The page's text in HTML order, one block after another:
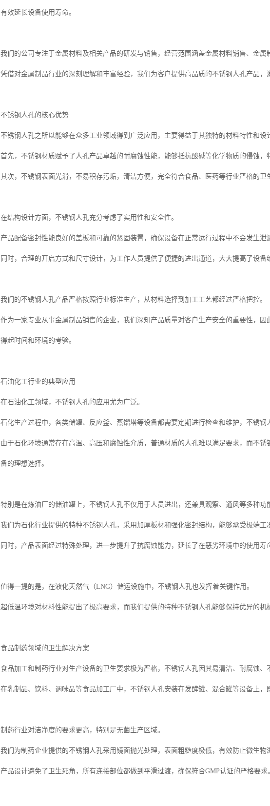
有效延长设备使用寿命。
我们的公司专注于金属材料及相关产品的研发与销售，经营范围涵盖金属材料销售、金
凭借对金属制品行业的深刻理解和丰富经验，我们为客户提供高品质的不锈钢人孔产品，
不锈钢人孔的核心优势
不锈钢人孔之所以能够在众多工业领域得到广泛应用，主要得益于其独特的材料特性和设
首先，不锈钢材质赋予了人孔产品卓越的耐腐蚀性能，能够抵抗酸碱等化学物质的侵蚀
其次，不锈钢表面光滑，不易积存污垢，清洁方便，完全符合食品、医药等行业严格的卫
在结构设计方面，不锈钢人孔充分考虑了实用性和安全性。
产品配备密封性能良好的盖板和可靠的紧固装置，确保设备在正常运行过程中不会发生泄
同时，合理的开启方式和尺寸设计，为工作人员提供了便捷的进出通道，大大提高了设备
我们的不锈钢人孔产品严格按照行业标准生产，从材料选择到加工工艺都经过严格把控。
作为一家专业从事金属制品销售的企业，我们深知产品质量对客户生产安全的重要性，
得起时间和环境的考验。
石油化工行业的典型应用
在石油化工领域，不锈钢人孔的应用尤为广泛。
石化生产过程中，各类储罐、反应釜、蒸馏塔等设备都需要定期进行检查和维护，不锈
由于石化环境通常存在高温、高压和腐蚀性介质，普通材质的人孔难以满足要求，而不
备的理想选择。
特别是在炼油厂的储油罐上，不锈钢人孔不仅用于人员进出，还兼具观察、通风等多种功
我们为石化行业提供的特种不锈钢人孔，采用加厚板材和强化密封结构，能够承受极端工
同时，产品表面经过特殊处理，进一步提升了抗腐蚀能力，延长了在恶劣环境中的使用寿
值得一提的是，在液化天然气（LNG）储运设施中，不锈钢人孔也发挥着关键作用。
超低温环境对材料性能提出了极高要求，而我们提供的特种不锈钢人孔能够保持优异的
食品制药领域的卫生解决方案
食品加工和制药行业对生产设备的卫生要求极为严格，不锈钢人孔因其易清洁、耐腐蚀
在乳制品、饮料、调味品等食品加工厂中，不锈钢人孔安装在发酵罐、混合罐等设备上
制药行业对洁净度的要求更高，特别是无菌生产区域。
我们为制药企业提供的不锈钢人孔采用镜面抛光处理，表面粗糙度极低，有效防止微生物
产品设计避免了卫生死角，所有连接部位都做到平滑过渡，确保符合GMP认证的严格要求